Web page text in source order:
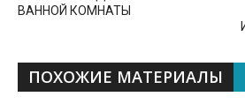
ВАННОЙ КОМНАТЫ
ПОХОЖИЕ МАТЕРИАЛЫ